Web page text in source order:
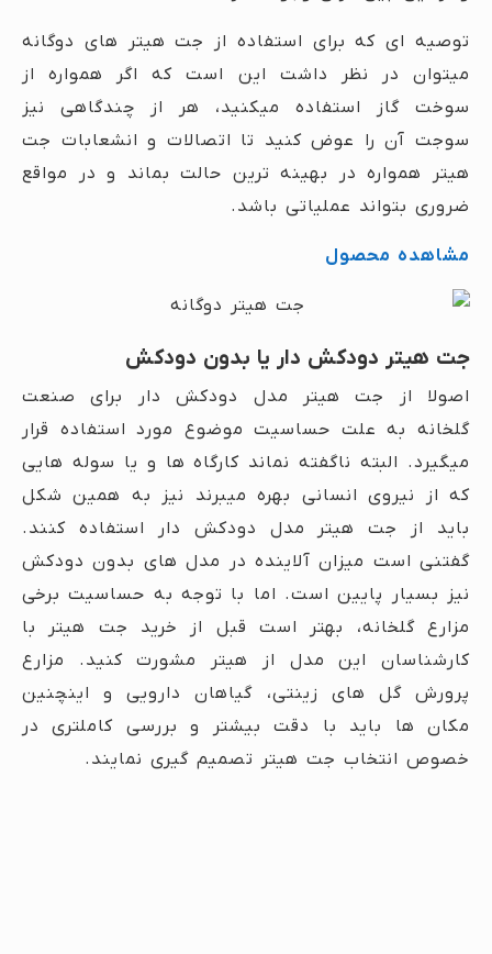
توصیه ای که برای استفاده از جت هیتر های دوگانه
میتوان در نظر داشت این است که اگر همواره از
سوخت گاز استفاده میکنید، هر از چندگاهی نیز
سوجت آن را عوض کنید تا اتصالات و انشعابات جت
هیتر همواره در بهینه ترین حالت بماند و در مواقع
ضروری بتواند عملیاتی باشد.
مشاهده محصول
جت هیتر دودکش دار یا بدون دودکش
اصولا از جت هیتر مدل دودکش دار برای صنعت
گلخانه به علت حساسیت موضوع مورد استفاده قرار
میگیرد. البته ناگفته نماند کارگاه ها و یا سوله هایی
که از نیروی انسانی بهره میبرند نیز به همین شکل
باید از جت هیتر مدل دودکش دار استفاده کنند.
گفتنی است میزان آلاینده در مدل های بدون دودکش
نیز بسیار پایین است. اما با توجه به حساسیت برخی
مزارع گلخانه، بهتر است قبل از خرید جت هیتر با
کارشناسان این مدل از هیتر مشورت کنید. مزارع
پرورش گل های زینتی، گیاهان دارویی و اینچنین
مکان ها باید با دقت بیشتر و بررسی کاملتری در
خصوص انتخاب جت هیتر تصمیم گیری نمایند.